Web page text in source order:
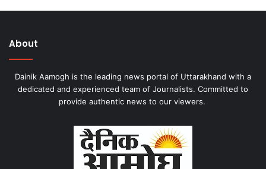
About
Dainik Aamogh is the leading news portal of Uttarakhand with a
dedicated and experienced team of Journalists. Committed to
provide authentic news to our viewers.